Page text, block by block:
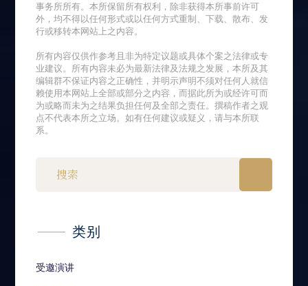
事务所所有。本所保留所有权利，除非获得本所事前许可
外，均不得以任何形式或以任何方式重制、下载、散布、发
行或移转本网站上之内容。
所有内容仅供作参考且非为特定议题或具体个案之法律或专
业建议。所有内容未必为最新法律及法规之发展，本所及其
编辑群不保证内容之正确性，并明示声明不须对任何人就信
赖使用本网站上全部或部分之内容，而据此所为或经许可而
为或略而未为之结果负担任何及全部之责任。撰稿作者之观
点不代表本所之立场。如有任何建议或疑义，请与本所联
系。
类别
受邀演讲